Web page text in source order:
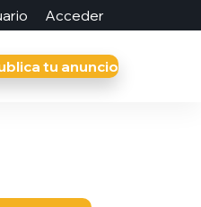
Acceder
tu anuncio